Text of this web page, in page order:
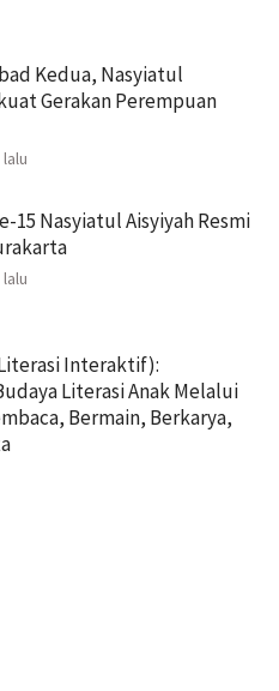
Kedua, Nasyiatul
Gerakan Perempuan
15 Nasyiatul Aisyiyah Resmi
Interaktif):
Literasi Anak Melalui
Bermain, Berkarya,